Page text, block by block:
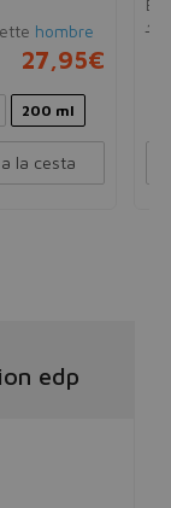
hombre
27,95€
200 ml
la cesta
edp